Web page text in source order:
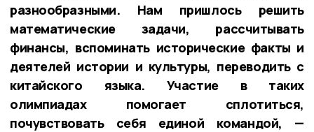
разнообразными. Нам пришлось решить
математические задачи, рассчитывать
финансы, вспоминать исторические факты и
деятелей истории и культуры, переводить с
китайского языка. Участие в таких
олимпиадах помогает сплотиться,
почувствовать себя единой командой, —